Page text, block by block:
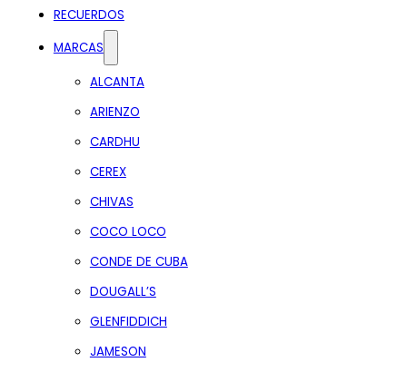
RECUERDOS
MARCAS
ALCANTA
ARIENZO
CARDHU
CEREX
CHIVAS
COCO LOCO
CONDE DE CUBA
DOUGALL’S
GLENFIDDICH
JAMESON